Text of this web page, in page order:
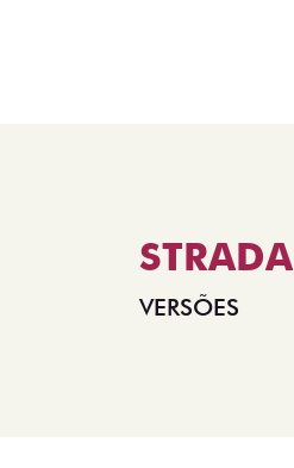
STRADA
VERSÕES